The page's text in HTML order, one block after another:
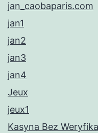
jan_caobaparis.com
jan1
jan2
jan3
jan4
Jeux
jeux1
Kasyna Bez